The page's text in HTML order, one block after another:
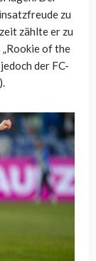
zu
zählte er zu
of the
der FC-